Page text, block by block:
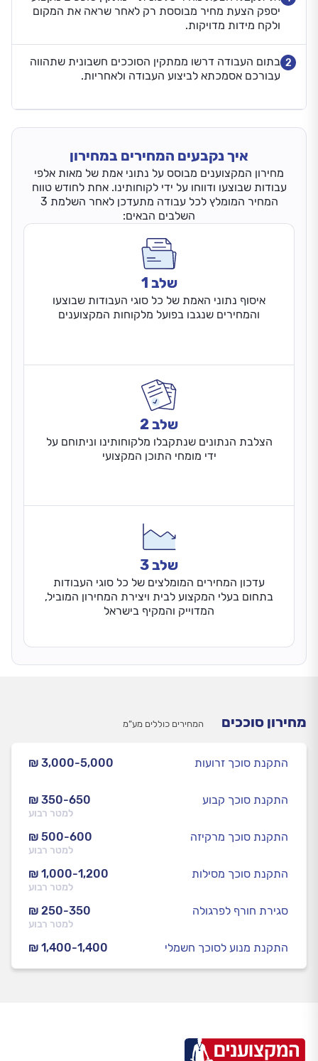
יספק הצעת מחיר מבוססת רק לאחר שראה את המקום
ולקח מידות מדויקות.
2 בתום העבודה דרשו ממתקין הסוככים חשבונית שתהווה
עבורכם אסמכתא לביצוע העבודה ולאחריות.
איך נקבעים המחירים במחירון
מחירון המקצוענים מבוסס על נתוני אמת של מאות אלפי
עבודות שבוצעו ודווחו על ידי לקוחותינו. אחת לחודש טווח
המחיר המומלץ לכל עבודה מתעדכן לאחר השלמת 3
השלבים הבאים:
שלב 1
איסוף נתוני האמת של כל סוגי העבודות שבוצעו
והמחירים שנגבו בפועל מלקוחות המקצוענים
שלב 2
הצלבת הנתונים שנתקבלו מלקוחותינו וניתוחם על
ידי מומחי התוכן המקצועי
שלב 3
עדכון המחירים המומלצים של כל סוגי העבודות
בתחום בעלי המקצוע לבית ויצירת המחירון המוביל,
המדוייק והמקיף בישראל
מחירון סוככים המחירים כוללים מע”מ
₪ 3,000-5,000 התקנת סוכך זרועות
₪ 350-650
למטר רבוע
התקנת סוכך קבוע
₪ 500-600
למטר רבוע
התקנת סוכך מרקיזה
₪ 1,000-1,200
למטר רבוע
התקנת סוכך מסילות
₪ 250-350
למטר רבוע
סגירת חורף לפרגולה
₪ 1,400-1,400 התקנת מנוע לסוכך חשמלי